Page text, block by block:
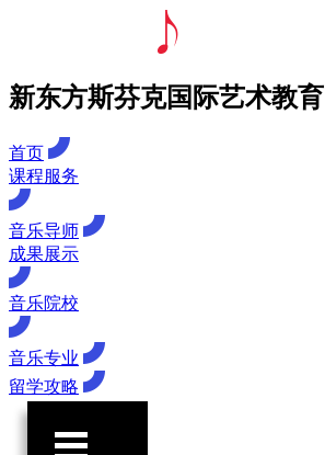
新东方斯芬克国际艺术教育
首页
课程服务
音乐导师
成果展示
音乐院校
音乐专业
留学攻略